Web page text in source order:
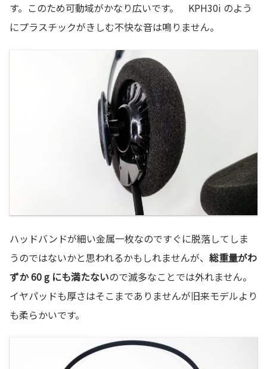
す。このため可動域がかなり広いです。 KPH30i のよう
にプラスチックがきしむ不快な音は鳴りません。
ハッドバンドが細い金属一枚なのですぐに脱落してしま
うのではないかと思われるかもしれませんが、 総重量がわ
ずか 60 g にも満たないので滅多なことでは外れません。
イヤパッドも厚さはそこまでありませんが旧来モデルより
も柔らかいです。